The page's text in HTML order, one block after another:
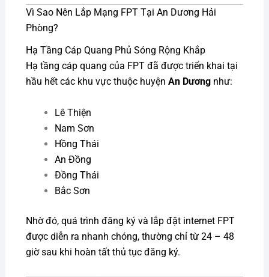
Vì Sao Nên Lắp Mạng FPT Tại An Dương Hải
Phòng?
Hạ Tầng Cáp Quang Phủ Sóng Rộng Khắp
Hạ tầng cáp quang của FPT đã được triển khai tại
hầu hết các khu vực thuộc huyện An Dươngnhư:
Lê Thiện
Nam Sơn
Hồng Thái
An Đồng
Đồng Thái
Bắc Sơn
Nhờ đó, quá trình đăng ký và lắp đặt internet FPT
được diễn ra nhanh chóng, thường chỉ từ 24 – 48
giờ sau khi hoàn tất thủ tục đăng ký.